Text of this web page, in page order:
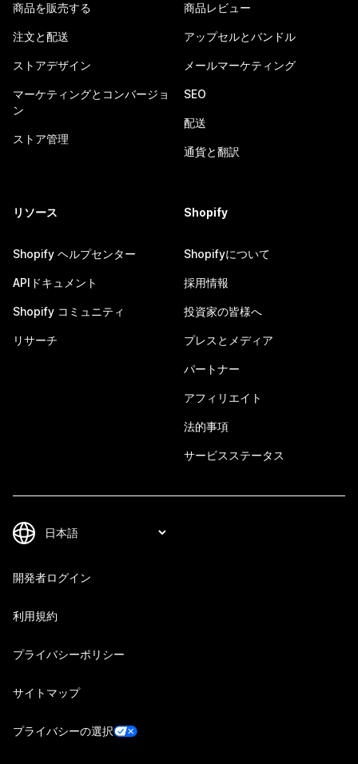
商品を販売する
注文と配送
ストアデザイン
マーケティングとコンバージョ
ン
ストア管理
商品レビュー
アップセルとバンドル
メールマーケティング
SEO
配送
通貨と翻訳
リソース
Shopify ヘルプセンター
APIドキュメント
Shopify コミュニティ
リサーチ
Shopify
Shopifyについて
採用情報
投資家の皆様へ
プレスとメディア
パートナー
アフィリエイト
法的事項
サービスステータス
開発者ログイン
利用規約
プライバシーポリシー
サイトマップ
プライバシーの選択